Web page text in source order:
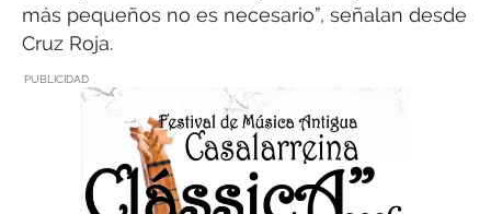
más pequeños no es necesario”, señalan desde
Cruz Roja.
PUBLICIDAD